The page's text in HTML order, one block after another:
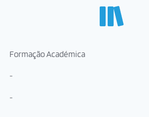
Formação Académica
-
-